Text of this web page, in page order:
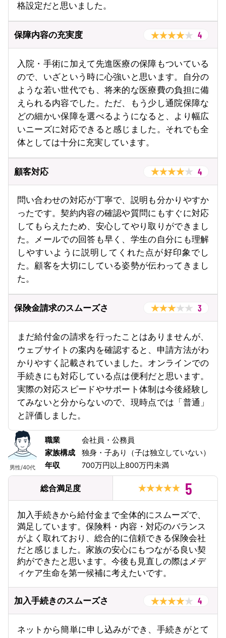
格設定だと思いました。
保障内容の充実度 4
入院・手術に加えて先進医療の保障もついている
ので、いざという時に心強いと思います。自分の
ような若い世代でも、将来的な医療費の負担に備
えられる内容でした。ただ、もう少し通院保障な
どの細かい保障を選べるようになると、より幅広
いニーズに対応できると感じました。それでも全
体としては十分に充実しています。
顧客対応 4
問い合わせの対応が丁寧で、説明も分かりやすか
ったです。契約内容の確認や質問にもすぐに対応
してもらえたため、安心してやり取りができまし
た。メールでの回答も早く、学生の自分にも理解
しやすいように説明してくれた点が好印象でし
た。顧客を大切にしている姿勢が伝わってきまし
た。
保険金請求のスムーズさ 3
まだ給付金の請求を行ったことはありませんが、
ウェブサイトの案内を確認すると、申請方法がわ
かりやすく記載されていました。オンラインでの
手続きにも対応している点は便利だと思います。
実際の対応スピードやサポート体制は今後経験し
てみないと分からないので、現時点では「普通」
と評価しました。
男性/40代
職業
会社員・公務員
家族構成
独身・子あり（子は独立していない）
年収
700万円以上800万円未満
総合満足度 5
加入手続きから給付金まで全体的にスムーズで、
満足しています。保険料・内容・対応のバランス
がよく取れており、総合的に信頼できる保険会社
だと感じました。家族の安心にもつながる良い契
約ができたと思います。今後も見直しの際はメデ
ィケア生命を第一候補に考えたいです。
加入手続きのスムーズさ 4
ネットから簡単に申し込みができ、手続きがとて